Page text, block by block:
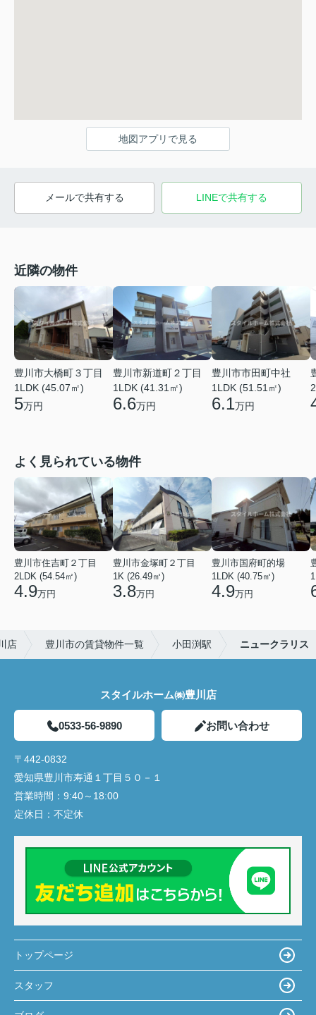
地図アプリで見る
メールで共有する LINEで共有する
近隣の物件
豊川市大橋町３丁目
1LDK (45.07㎡)
5万円
豊川市新道町２丁目
1LDK (41.31㎡)
6.6万円
豊川市市田町中社
1LDK (51.51㎡)
6.1万円
よく見られている物件
豊川市住吉町２丁目
2LDK (54.54㎡)
4.9万円
豊川市金塚町２丁目
1K (26.49㎡)
3.8万円
豊川市国府町的場
1LDK (40.75㎡)
4.9万円
店 豊川市の賃貸物件一覧 小田渕駅 ニュークラリス
スタイルホーム㈱豊川店
0533-56-9890 お問い合わせ
〒442-0832
愛知県豊川市寿通１丁目５０－１
営業時間： 9:40～18:00
定休日： 不定休
トップページ
スタッフ